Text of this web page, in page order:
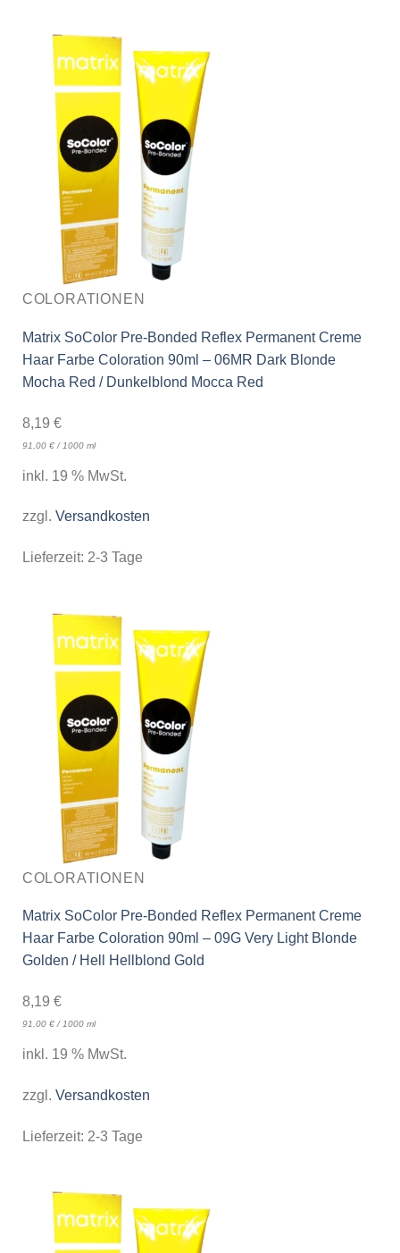
COLORATIONEN
Matrix SoColor Pre-Bonded Reflex Permanent Creme
Haar Farbe Coloration 90ml – 06MR Dark Blonde
Mocha Red / Dunkelblond Mocca Red
8,19 €
91,00 €/ 1000 ml
inkl. 19 % MwSt.
zzgl. Versandkosten
Lieferzeit: 2-3 Tage
COLORATIONEN
Matrix SoColor Pre-Bonded Reflex Permanent Creme
Haar Farbe Coloration 90ml – 09G Very Light Blonde
Golden / Hell Hellblond Gold
8,19 €
91,00 €/ 1000 ml
inkl. 19 % MwSt.
zzgl. Versandkosten
Lieferzeit: 2-3 Tage